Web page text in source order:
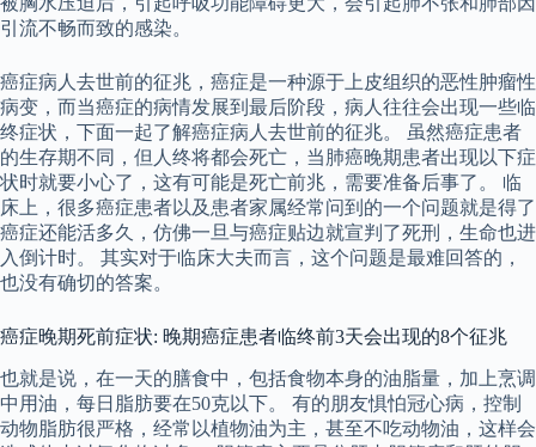
引流不畅而致的感染。
癌症病人去世前的征兆，癌症是一种源于上皮组织的恶性肿瘤性
病变，而当癌症的病情发展到最后阶段，病人往往会出现一些临
终症状，下面一起了解癌症病人去世前的征兆。 虽然癌症患者
的生存期不同，但人终将都会死亡，当肺癌晚期患者出现以下症
状时就要小心了，这有可能是死亡前兆，需要准备后事了。 临
床上，很多癌症患者以及患者家属经常问到的一个问题就是得了
癌症还能活多久，仿佛一旦与癌症贴边就宣判了死刑，生命也进
入倒计时。 其实对于临床大夫而言，这个问题是最难回答的，
也没有确切的答案。
癌症晚期死前症状: 晚期癌症患者临终前3天会出现的8个征兆
也就是说，在一天的膳食中，包括食物本身的油脂量，加上烹调
中用油，每日脂肪要在50克以下。 有的朋友惧怕冠心病，控制
动物脂肪很严格，经常以植物油为主，甚至不吃动物油，这样会